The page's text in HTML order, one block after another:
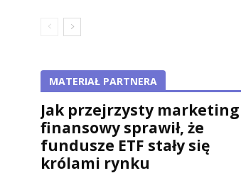
MATERIAŁ PARTNERA
Jak przejrzysty marketing
finansowy sprawił, że
fundusze ETF stały się
królami rynku